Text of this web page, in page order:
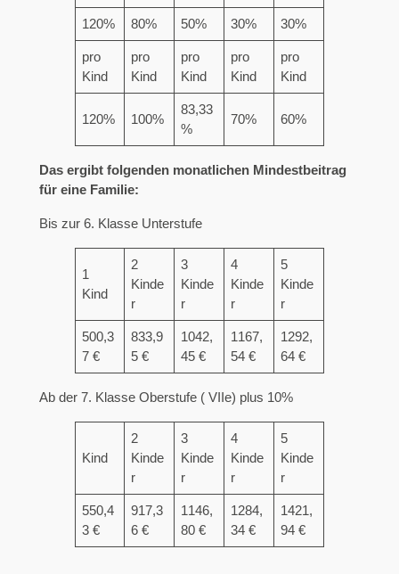
120% 80% 50% 30% 30%
pro
Kind
pro
Kind
pro
Kind
pro
Kind
pro
Kind
120% 100%
83,33
%
70% 60%
Das ergibt folgenden monatlichen Mindestbeitrag
für eine Familie:
Bis zur 6. Klasse Unterstufe
1
Kind
2
Kinde
r
3
Kinde
r
4
Kinde
r
5
Kinde
r
500,3
7 €
833,9
5 €
1042,
45 €
1167,
54 €
1292,
64 €
Ab der 7. Klasse Oberstufe ( VIIe) plus 10%
Kind
2
Kinde
r
3
Kinde
r
4
Kinde
r
5
Kinde
r
550,4
3 €
917,3
6 €
1146,
80 €
1284,
34 €
1421,
94 €